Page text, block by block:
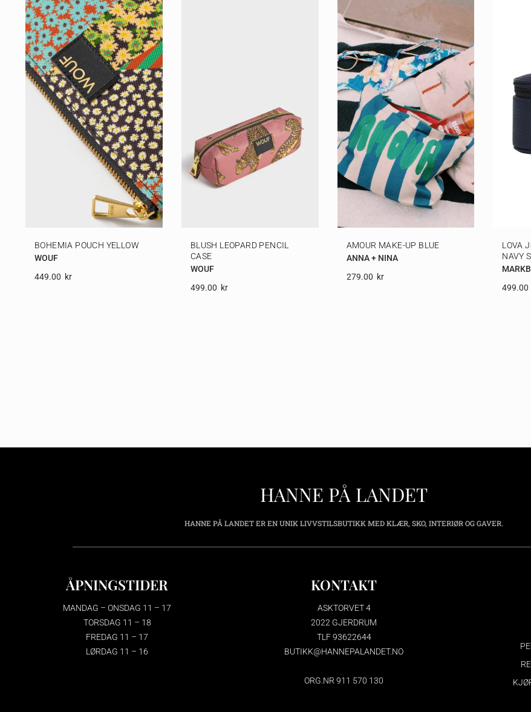
BOHEMIA POUCH YELLOW
WOUF
449.00 Kr
BLUSH LEOPARD PENCIL
CASE
WOUF
499.00 Kr
AMOUR MAKE-UP BLUE
ANNA + NINA
279.00 Kr
LOVA
NAVY
499.00
HANNE PÅ LANDET
HANNE PÅ LANDET ER EN UNIK LIVVSTILSBUTIKK MED KLÆR, SKO, INTERIØR OG GAVER.
ÅPNINGSTIDER
MANDAG – ONSDAG 11 – 17
TORSDAG 11 – 18
FREDAG 11 – 17
LØRDAG 11 – 16
KONTAKT
ASKTORVET 4
2022 GJERDRUM
TLF 93622644
BUTIKK@HANNEPALANDET.NO
ORG.NR 911 570 130